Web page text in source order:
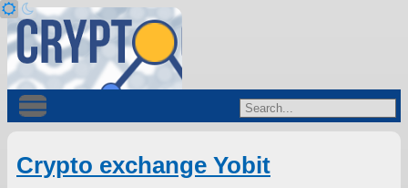
Crypto exchange Yobit